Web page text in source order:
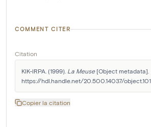
COMMENT CITER
Citation
KIK-IRPA. (1999). La Meuse [Object metadata].
https://hdl.handle.net/20.500.14037/
Copier la citation